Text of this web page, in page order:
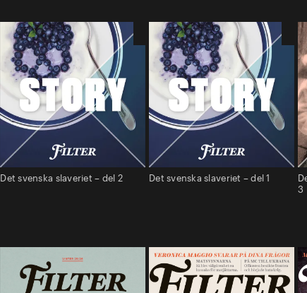
Det svenska slaveriet – del 2 Det svenska slaveriet – del 1
3